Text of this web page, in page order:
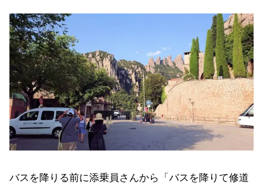
バスを降りる前に添乗員さんから「バスを降りて修道